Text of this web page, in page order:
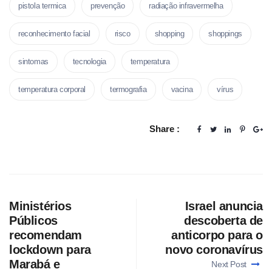
pistola termica prevenção radiação infravermelha
reconhecimento facial risco shopping shoppings
sintomas tecnologia temperatura
temperatura corporal termografia vacina vírus
Share :
Ministérios
Públicos
recomendam
lockdown para
Marabá e
Israel anuncia
descoberta de
anticorpo para o
novo coronavírus
Next Post